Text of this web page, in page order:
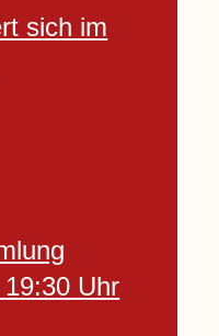
sich im
Uhr